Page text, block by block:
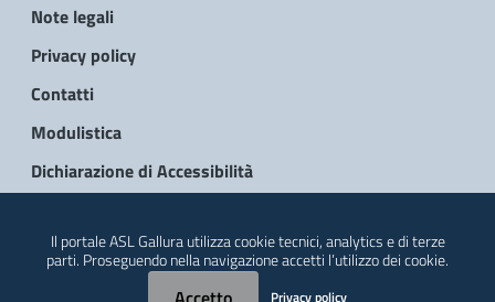
Note legali
Privacy policy
Contatti
Modulistica
Dichiarazione di Accessibilità
Il portale ASL Gallura utilizza cookie tecnici, analytics e di terze
parti. Proseguendo nella navigazione accetti l’utilizzo dei cookie.
Privacy policy